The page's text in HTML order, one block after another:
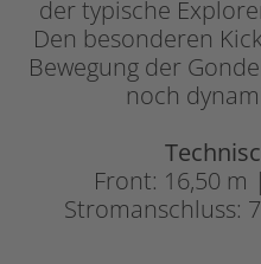
der typische
Den besonderen
Bewegung der
noch
Front: 16,50 m
Stromanschluss: